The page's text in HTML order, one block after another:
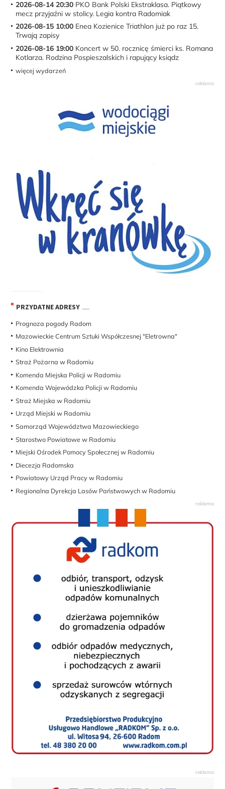
2026-08-14 20:30 PKO Bank Polski Ekstraklasa. Piątkowy
mecz przyjaźni w stolicy. Legia kontra Radomiak
2026-08-15 10:00 Enea Kozienice Triathlon już po raz 15.
Trwają zapisy
2026-08-16 19:00 Koncert w 50. rocznicę śmierci ks. Romana
Kotlarza. Rodzina Pospieszalskich i rapujący ksiądz
więcej wydarzeń
PRZYDATNE ADRESY
Prognoza pogody Radom
Mazowieckie Centrum Sztuki Współczesnej "Eletrowna"
Kino Elektrownia
Straż Pożarna w Radomiu
Komenda Miejska Policji w Radomiu
Komenda Wojewódzka Policji w Radomiu
Straż Miejska w Radomiu
Urząd Miejski w Radomiu
Samorząd Województwa Mazowieckiego
Starostwo Powiatowe w Radomiu
Miejski Ośrodek Pomocy Społecznej w Radomiu
Diecezja Radomska
Powiatowy Urząd Pracy w Radomiu
Regionalna Dyrekcja Lasów Państwowych w Radomiu